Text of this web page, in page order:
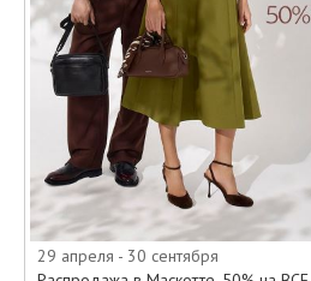
29 апреля - 30 сентября